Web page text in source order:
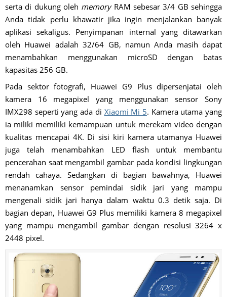
serta di dukung oleh memoryRAM sebesar 3/4 GB sehingga
Anda tidak perlu khawatir jika ingin menjalankan banyak
aplikasi sekaligus. Penyimpanan internal yang ditawarkan
oleh Huawei adalah 32/64 GB, namun Anda masih dapat
menambahkan menggunakan microSD dengan batas
kapasitas 256 GB.
Pada sektor fotografi, Huawei G9 Plus dipersenjatai oleh
kamera 16 megapixel yang menggunakan sensor Sony
IMX298 seperti yang ada di Xiaomi Mi 5. Kamera utama yang
ia miliki memiliki kemampuan untuk merekam video dengan
kualitas mencapai 4K. Di sisi kiri kamera utamanya Huawei
juga telah menambahkan LED flash untuk membantu
pencerahan saat mengambil gambar pada kondisi lingkungan
rendah cahaya. Sedangkan di bagian bawahnya, Huawei
menanamkan sensor pemindai sidik jari yang mampu
mengenali sidik jari hanya dalam waktu 0.3 detik saja. Di
bagian depan, Huawei G9 Plus memiliki kamera 8 megapixel
yang mampu mengambil gambar dengan resolusi 3264 x
2448 pixel.